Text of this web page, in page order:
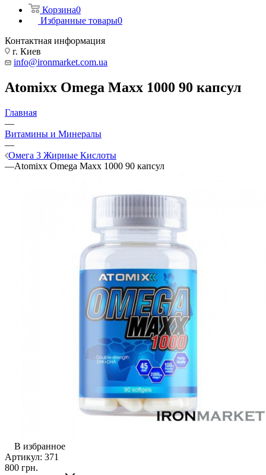
Корзина0
Избранные товары0
Контактная информация
г. Киев
info@ironmarket.com.ua
Atomixx Omega Maxx 1000 90 капсул
Главная
—
Витамины и Минералы
—
Омега 3 Жирные Кислоты
—Atomixx Omega Maxx 1000 90 капсул
В избранное
Артикул: 371
800 грн.